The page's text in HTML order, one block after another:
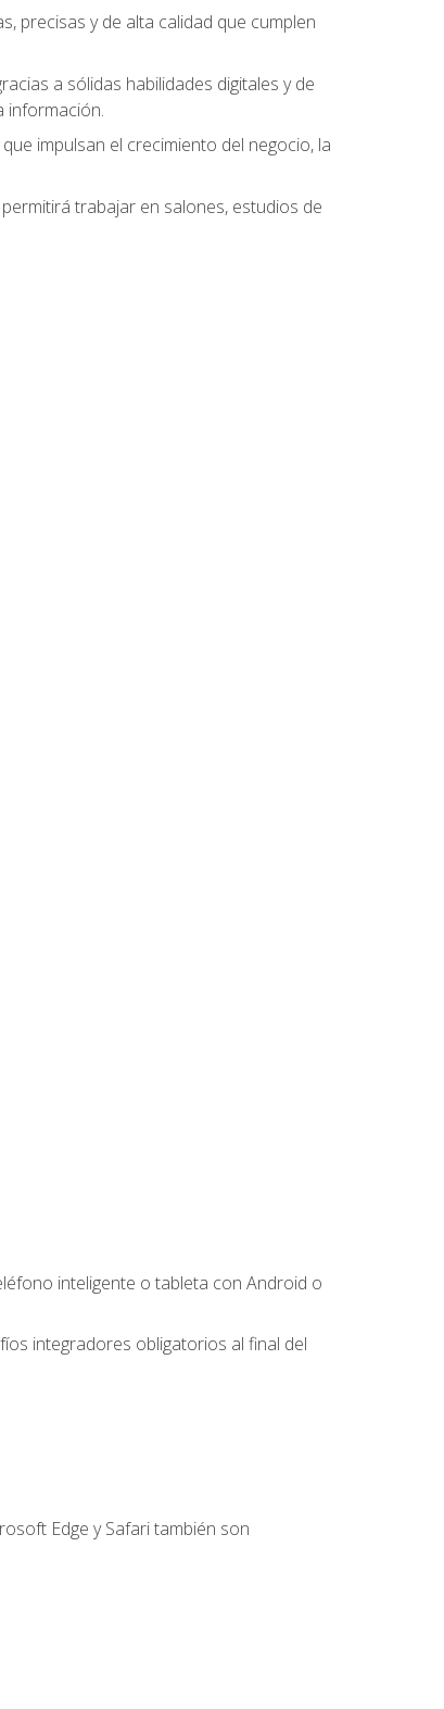
precisas y de alta calidad que cumplen
a sólidas habilidades digitales y de
información.
impulsan el crecimiento del negocio, la
trabajar en salones, estudios de
inteligente o tableta con Android o
integradores obligatorios al final del
Edge y Safari también son